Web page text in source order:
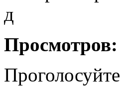
д
Просмотров:
Проголосуйте